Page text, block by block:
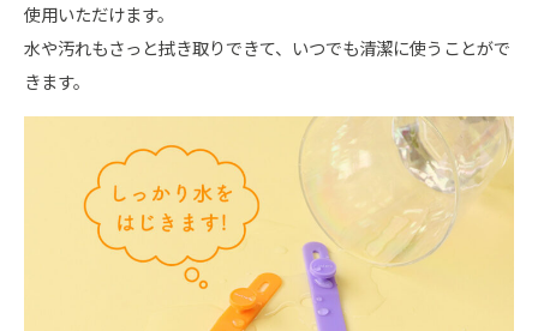
使用いただけます。
水や汚れもさっと拭き取りできて、いつでも清潔に使うことがで
きます。